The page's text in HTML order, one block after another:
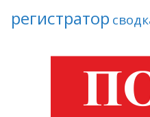
регистратор